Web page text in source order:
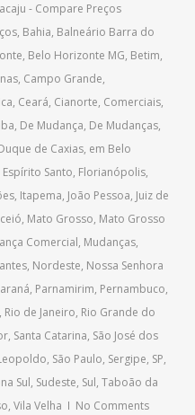
- Compare Preços
, Bahia, Balneário Barra do
, Belo Horizonte MG, Betim,
, Campo Grande,
, Ceará, Cianorte, Comerciais,
, De Mudança, De Mudanças,
de Caxias, em Belo
Espírito Santo, Florianópolis,
, Itapema, João Pessoa, Juiz de
, Mato Grosso, Mato Grosso
Comercial, Mudanças,
, Nordeste, Nossa Senhora
, Parnamirim, Pernambuco,
, Rio de Janeiro, Rio Grande do
, Santa Catarina, São José dos
, São Paulo, Sergipe, SP,
Sul, Sudeste, Sul, Taboão da
, Vila Velha No Comments